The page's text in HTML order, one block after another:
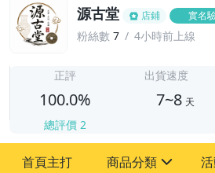
源古堂 店鋪 實名
粉絲數 7 4小時前上線
正評
100.0%
總評價 2
出貨速度
7~8 天
首頁主打 商品分類